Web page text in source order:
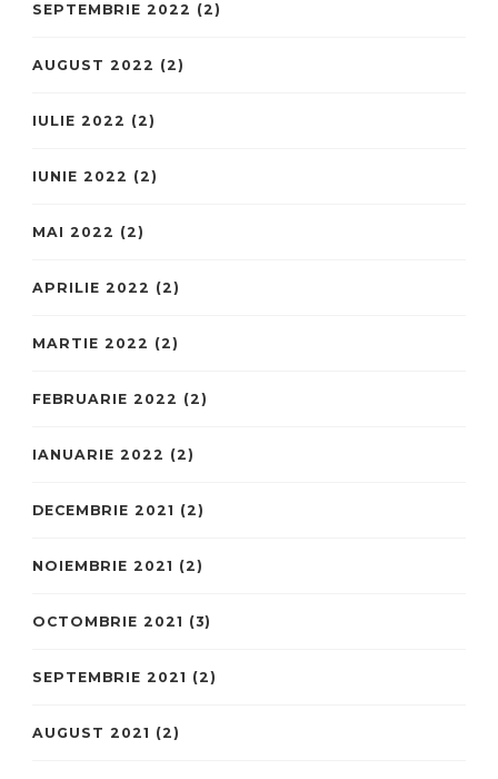
SEPTEMBRIE 2022 (2)
AUGUST 2022 (2)
IULIE 2022 (2)
IUNIE 2022 (2)
MAI 2022 (2)
APRILIE 2022 (2)
MARTIE 2022 (2)
FEBRUARIE 2022 (2)
IANUARIE 2022 (2)
DECEMBRIE 2021 (2)
NOIEMBRIE 2021 (2)
OCTOMBRIE 2021 (3)
SEPTEMBRIE 2021 (2)
AUGUST 2021 (2)